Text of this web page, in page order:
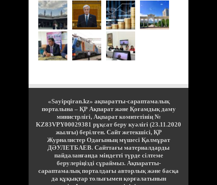
«Sayipqiran.kz» ақпаратты-сараптамалық
порталына – ҚР Ақпарат және Қоғамдық даму
министрлігі, Ақпарат комитетінің №
KZ83VPY00029381 рұқсат беру куәлігі (23.11.2020
жылғы) берілген. Сайт жетекшісі, ҚР
Журналистер Одағының мүшесі Қалмұрат
ДӘУЛЕТБАЕВ. Сайттағы материалдарды
пайдаланғанда міндетті түрде сілтеме
берулеріңізді сұраймыз. Ақпаратты-
сараптамалық порталдағы авторлық және басқа
да құқықтар толығымен қорғалатынын